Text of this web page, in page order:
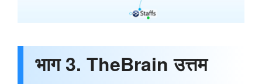
भाग 3. TheBrain उत्तम